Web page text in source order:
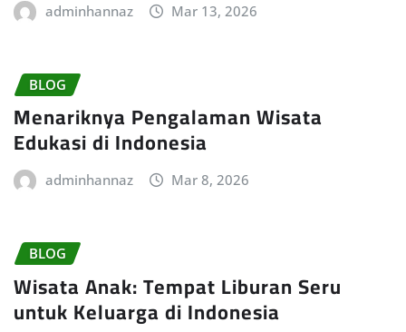
adminhannaz Mar 13, 2026
BLOG
Menariknya Pengalaman Wisata
Edukasi di Indonesia
adminhannaz Mar 8, 2026
BLOG
Wisata Anak: Tempat Liburan Seru
untuk Keluarga di Indonesia